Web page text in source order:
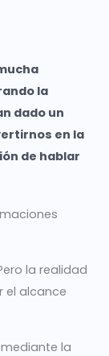
la
dado un
en la
de hablar
la realidad
el alcance
la